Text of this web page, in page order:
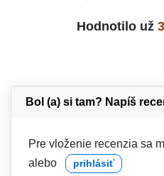
Hodnotilo už
Bol (a) si tam? Napíš
Pre vloženie recenzia sa
alebo prihlásiť